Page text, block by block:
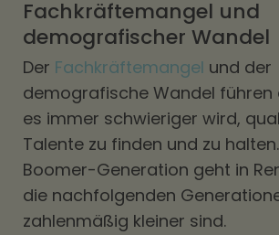
Fachkräftemangel und
demografischer Wandel
Der Fachkräftemangel und der
demografische Wandel führen
es immer schwieriger wird,
Talente zu finden und zu
Boomer-Generation geht in
die nachfolgenden
zahlenmäßig kleiner sind.